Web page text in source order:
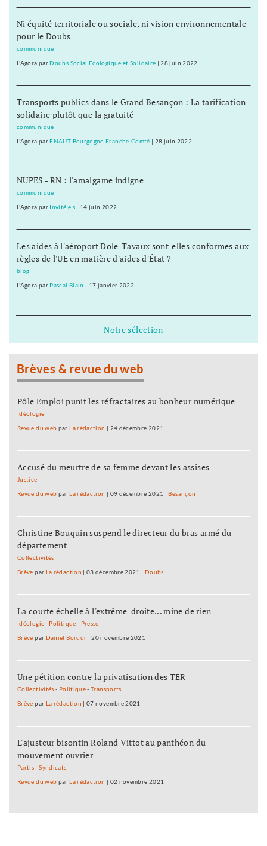
Ni équité territoriale ou sociale, ni vision environnementale
pour le Doubs
communiqué
L'Agora parDoubs Social Ecologique et Solidaire |28 juin 2022
Transports publics dans le Grand Besançon : La tarification
solidaire plutôt que la gratuité
communiqué
L'Agora parFNAUT Bourgogne-Franche-Comté | 28 juin 2022
NUPES - RN : l'amalgame indigne
communiqué
L'Agora par Invité.e.s| 14 juin 2022
Les aides à l'aéroport Dole-Tavaux sont-elles conformes aux
règles de l'UE en matière d'aides d'État ?
blog
L'Agora par Pascal Blain | 17 janvier 2022
Notre sélection
Brèves & revue du web
Pôle Emploi punit les réfractaires au bonheur numérique
Idéologie
Revue du web parLa rédaction | 24 décembre 2021
Accusé du meurtre de sa femme devant les assises
Justice
Revue du web parLa rédaction | 09 décembre 2021 |Besançon
Christine Bouquin suspend le directeur du bras armé du
département
Collectivités
Brève par La rédaction |03 décembre 2021 | Doubs
La courte échelle à l'extrême-droite... mine de rien
Idéologie - Politique - Presse
Brève par Daniel Bordür |20 novembre 2021
Une pétition contre la privatisation des TER
Collectivités - Politique-Transports
Brève par La rédaction |07 novembre 2021
L'ajusteur bisontin Roland Vittot au panthéon du
mouvement ouvrier
Partis -Syndicats
Revue du web parLa rédaction | 02 novembre 2021